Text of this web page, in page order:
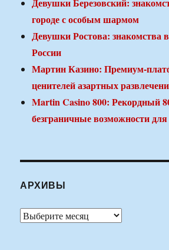
городе с особым шармом
Девушки Ростова: знакомства
России
Мартин Казино: Премиум-
ценителей азартных
Martin Casino 800: Рекордный
безграничные возможности
АРХИВЫ
Архивы